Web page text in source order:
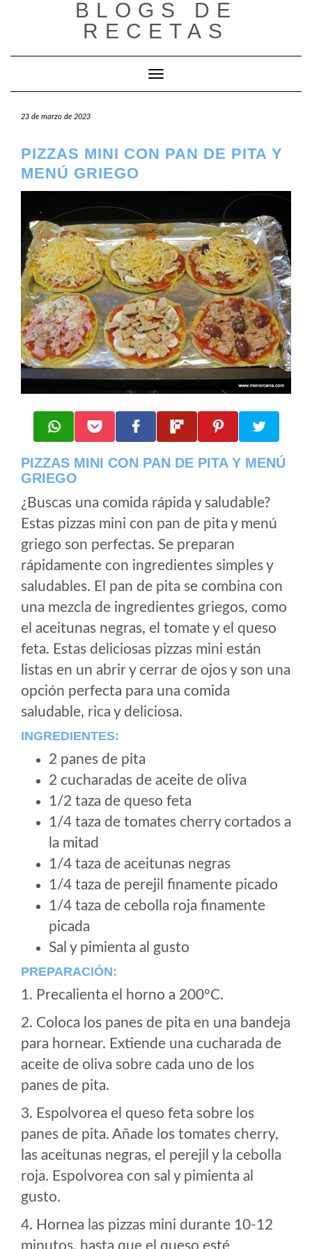
BLOGS DE
RECETAS
Cambiar modo de navegación
23 de marzo de 2023
PIZZAS MINI CON PAN DE PITA Y
MENÚ GRIEGO
PIZZAS MINI CON PAN DE PITA Y MENÚ
GRIEGO
¿Buscas una comida rápida y saludable?
Estas pizzas mini con pan de pita y menú
griego son perfectas. Se preparan
rápidamente con ingredientes simples y
saludables. El pan de pita se combina con
una mezcla de ingredientes griegos, como
el aceitunas negras, el tomate y el queso
feta. Estas deliciosas pizzas mini están
listas en un abrir y cerrar de ojos y son una
opción perfecta para una comida
saludable, rica y deliciosa.
INGREDIENTES:
2 panes de pita
2 cucharadas de aceite de oliva
1/2 taza de queso feta
1/4 taza de tomates cherry cortados a
la mitad
1/4 taza de aceitunas negras
1/4 taza de perejil finamente picado
1/4 taza de cebolla roja finamente
picada
Sal y pimienta al gusto
PREPARACIÓN:
1. Precalienta el horno a 200°C.
2. Coloca los panes de pita en una bandeja
para hornear. Extiende una cucharada de
aceite de oliva sobre cada uno de los
panes de pita.
3. Espolvorea el queso feta sobre los
panes de pita. Añade los tomates cherry,
las aceitunas negras, el perejil y la cebolla
roja. Espolvorea con sal y pimienta al
gusto.
4. Hornea las pizzas mini durante 10-12
minutos, hasta que el queso esté